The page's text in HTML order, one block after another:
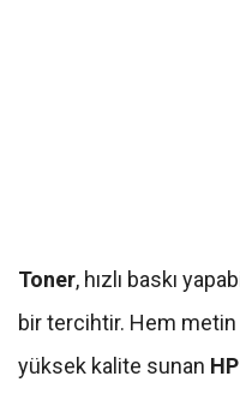
Toner, hızlı baskı
bir tercihtir. Hem metin
yüksek kalite sunan